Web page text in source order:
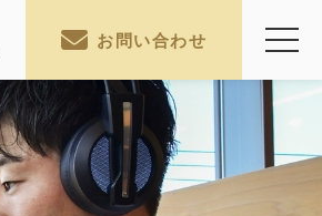
お問い合わせ